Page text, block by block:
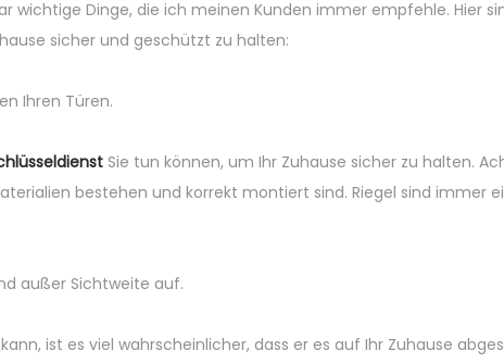
wichtige Dinge, die ich meinen Kunden immer empfehle. Hier
sicher und geschützt zu halten:
Ihren Türen.
Sie tun können, um Ihr Zuhause sicher zu halten.
bestehen und korrekt montiert sind. Riegel sind immer
außer Sichtweite auf.
ist es viel wahrscheinlicher, dass er es auf Ihr Zuhause